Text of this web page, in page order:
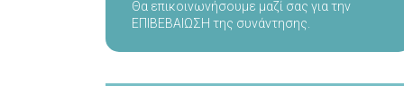
Θα επικοινωνήσουμε μαζί σας για την
ΕΠΙΒΕΒΑΙΩΣΗ της συνάντησης.